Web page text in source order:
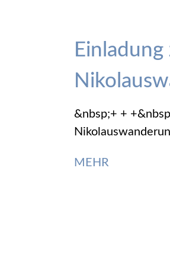
Einladung
&nbsp;+ +
MEHR